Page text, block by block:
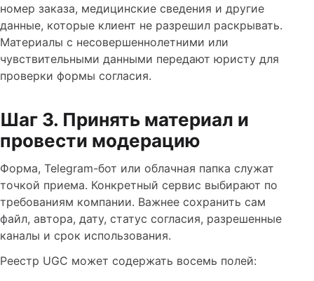
номер заказа, медицинские сведения и другие
данные, которые клиент не разрешил раскрывать.
Материалы с несовершеннолетними или
чувствительными данными передают юристу для
проверки формы согласия.
Шаг 3. Принять материал и
провести модерацию
Форма, Telegram-бот или облачная папка служат
точкой приема. Конкретный сервис выбирают по
требованиям компании. Важнее сохранить сам
файл, автора, дату, статус согласия, разрешенные
каналы и срок использования.
Реестр UGC может содержать восемь полей: